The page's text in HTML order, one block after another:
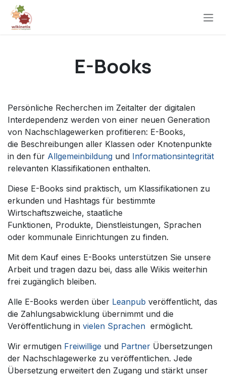
Zum Inhalt springen
E-Books
Persönliche Recherchen im Zeitalter der digitalen
Interdependenz werden von einer neuen Generation
von Nachschlagewerken profitieren: E-Books,
die Beschreibungen aller Klassen oder Knotenpunkte
in den für Allgemeinbildung und Informationsintegrität
relevanten Klassifikationen enthalten.
Diese E-Books sind praktisch, um Klassifikationen zu
erkunden und Hashtags für bestimmte
Wirtschaftszweiche, staatliche
Funktionen, Produkte, Dienstleistungen, Sprachen
oder kommunale Einrichtungen zu finden.
Mit dem Kauf eines E-Books unterstützen Sie unsere
Arbeit und tragen dazu bei, dass alle Wikis weiterhin
frei zugänglich bleiben.
Alle E-Books werden über Leanpub veröffentlicht, das
die Zahlungsabwicklung übernimmt und die
Veröffentlichung in vielen Sprachen ermöglicht.
Wir ermutigen Freiwillige und Partner Übersetzungen
der Nachschlagewerke zu veröffentlichen. Jede
Übersetzung erweitert den Zugang und stärkt unser